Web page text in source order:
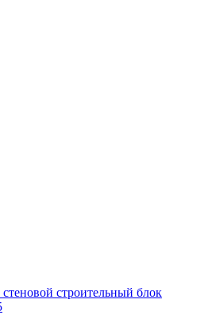
строительный блок